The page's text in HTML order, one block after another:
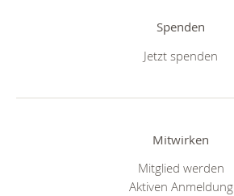
Spenden
Jetzt spenden
Mitwirken
Mitglied werden
Aktiven Anmeldung